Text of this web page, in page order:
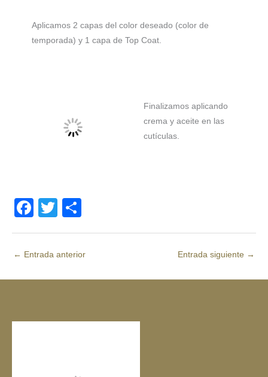
Aplicamos 2 capas del color deseado (color de
temporada) y 1 capa de Top Coat.
Finalizamos aplicando
crema y aceite en las
cutículas.
F
a
c
b
o
T
wi
tt
o
ar
← Entrada anterior Entrada siguiente →